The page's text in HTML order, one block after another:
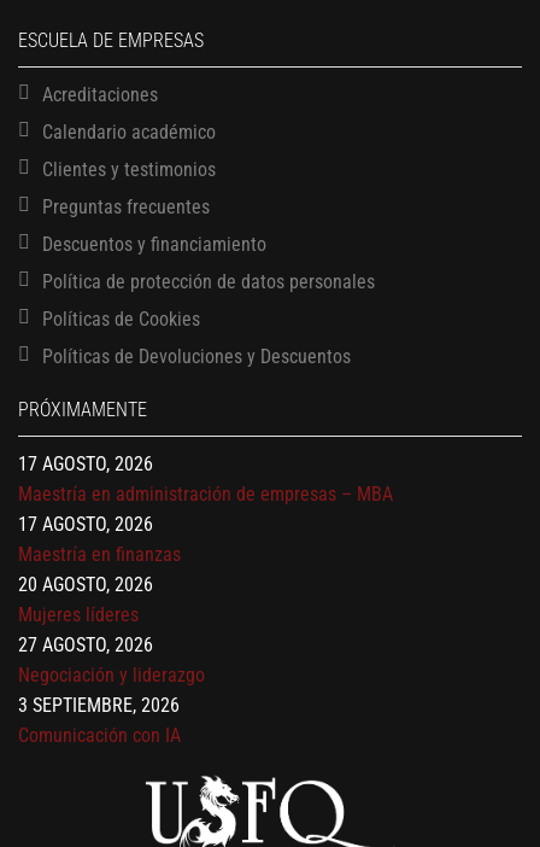
ESCUELA DE EMPRESAS
Acreditaciones
Calendario académico
Clientes y testimonios
Preguntas frecuentes
Descuentos y financiamiento
Política de protección de datos personales
Políticas de Cookies
Políticas de Devoluciones y Descuentos
PRÓXIMAMENTE
13 AGOSTO, 2026
Finanzas para no financieros
Gerencia de empresas familiares
17 AGOSTO, 2026
Maestría en administración de empresas – MBA
17 AGOSTO, 2026
Maestría en finanzas
20 AGOSTO, 2026
Mujeres líderes
27 AGOSTO, 2026
Negociación y liderazgo
3 SEPTIEMBRE, 2026
Comunicación con IA
Gobernanza de datos